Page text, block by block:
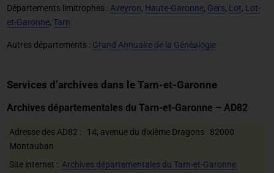
Départements limitrophes : Aveyron, Haute-Garonne, Gers, Lot, Lot-
et-Garonne, Tarn
Autres départements : Grand Annuaire de la Généalogie
Services d’archives dans le Tarn-et-Garonne
Archives départementales du Tarn-et-Garonne – AD82
Adresse des AD82 : 14, avenue du dixième Dragons 82000
Montauban
Site internet :Archives départementales du Tarn-et-Garonne